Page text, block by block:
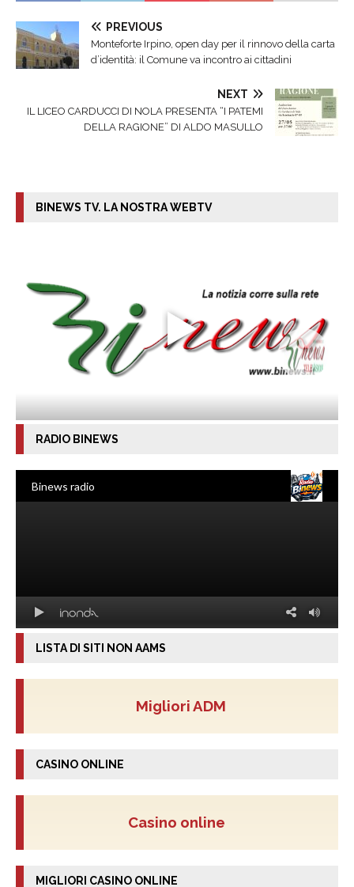
PREVIOUS
Monteforte Irpino, open day per il rinnovo della carta
d’identità: il Comune va incontro ai cittadini
NEXT
IL LICEO CARDUCCI DI NOLA PRESENTA “I PATEMI
DELLA RAGIONE” DI ALDO MASULLO
BINEWS TV. LA NOSTRA WEBTV
RADIO BINEWS
LISTA DI SITI NON AAMS
Migliori ADM
CASINO ONLINE
Casino online
MIGLIORI CASINO ONLINE